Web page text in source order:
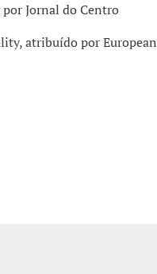
Jornal do Centro
atribuído por European